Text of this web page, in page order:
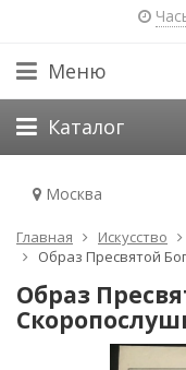
Меню
Каталог
Москва
Главная Искусство
Образ Пресвятой
Образ